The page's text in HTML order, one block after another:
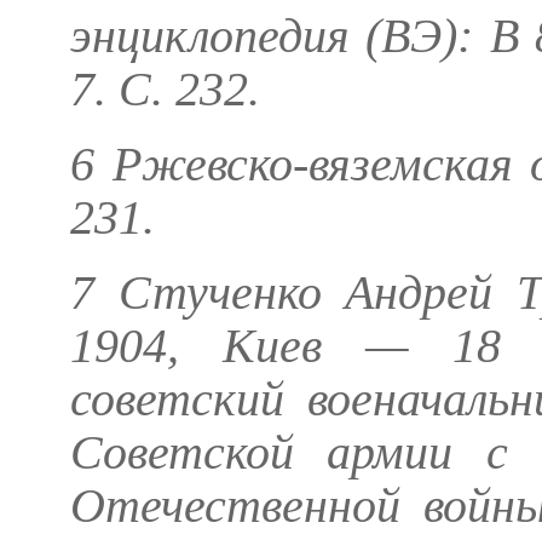
энциклопедия (ВЭ):
7. С. 232.
6 Ржевско-
231.
7 Стученко Андрей
1904, Киев — 18
советский
Советской армии с
Отечественной